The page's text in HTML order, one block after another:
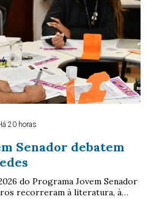
20 horas
Senador debatem
do Programa Jovem Senador
recorreram à literatura, à